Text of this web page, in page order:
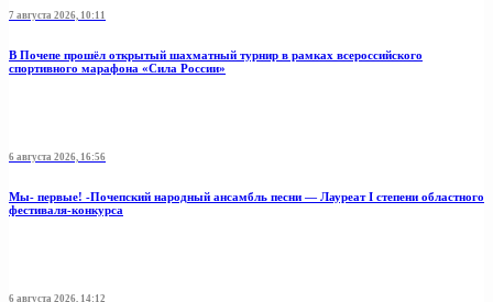
7 августа 2026, 10:11
В Почепе прошёл открытый шахматный турнир в рамках всероссийского
спортивного марафона «Сила России»
6 августа 2026, 16:56
Мы- первые! -Почепский народный ансамбль песни — Лауреат I степени областного
фестиваля-конкурса
6 августа 2026, 14:12